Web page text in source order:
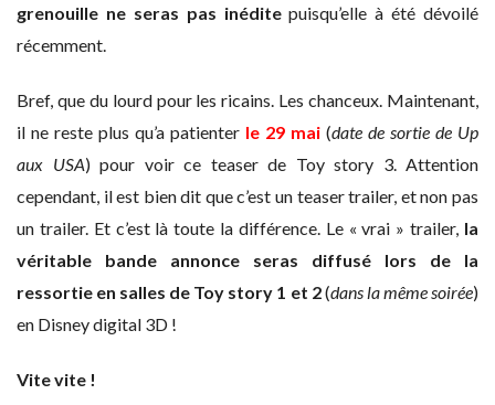
grenouille ne seras pas inéditepuisqu’elle à été dévoilé
récemment.
Bref, que du lourd pour les ricains. Les chanceux. Maintenant,
il ne reste plus qu’a patienter le 29 mai (date de sortie de Up
aux USA) pour voir ce teaser de Toy story 3. Attention
cependant, il est bien dit que c’est un teaser trailer, et non pas
un trailer. Et c’est là toute la différence. Le « vrai » trailer, la
véritable bande annonce seras diffusé lors de la
ressortie en salles de Toy story 1 et 2(dans la même soirée)
en Disney digital 3D !
Vite vite !